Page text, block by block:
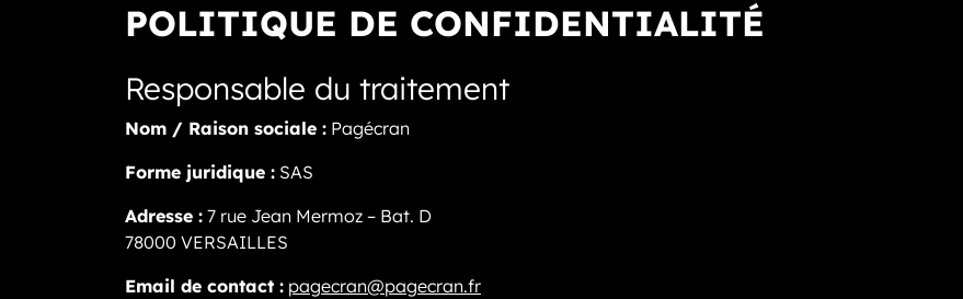
POLITIQUE DE CONFIDENTIALITÉ
Responsable du traitement
Nom / Raison sociale : Pagécran
Forme juridique : SAS
Adresse : 7 rue Jean Mermoz – Bat. D
78000 VERSAILLES
Email de contact : pagecran@pagecran.fr